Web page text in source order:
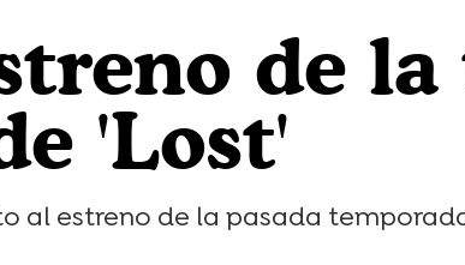
de
'Lost'
al estreno de la pasada